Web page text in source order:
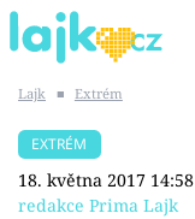
SHOPAHOLICADEL
Lajk ■ Extrém
EXTRÉM
18. května 2017 14:58
redakce Prima Lajk